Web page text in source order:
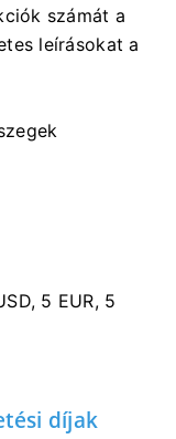
számát a
leírásokat a
5 EUR, 5
díjak